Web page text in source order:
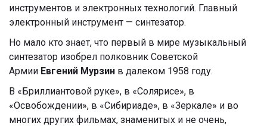
инструментов и электронных технологий. Главный
электронный инструмент — синтезатор.
Но мало кто знает, что первый в мире музыкальный
синтезатор изобрел полковник Советской
Армии Евгений Мурзин в далеком 1958 году.
В «Бриллиантовой руке», в «Солярисе», в
«Освобождении», в «Сибириаде», в «Зеркале» и во
многих других фильмах, знаменитых и не очень,